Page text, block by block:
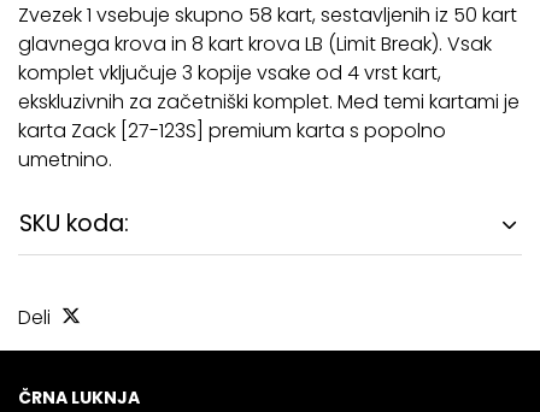
Zvezek 1 vsebuje skupno 58 kart, sestavljenih iz 50 kart
glavnega krova in 8 kart krova LB (Limit Break). Vsak
komplet vključuje 3 kopije vsake od 4 vrst kart,
ekskluzivnih za začetniški komplet. Med temi kartami je
karta Zack [27-123S] premium karta s popolno
umetnino.
SKU koda:
Deli
ČRNA LUKNJA